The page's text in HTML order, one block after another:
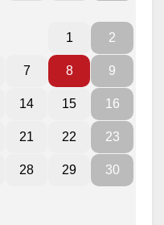
1 2
7 8 9
14 15 16
21 22 23
28 29 30